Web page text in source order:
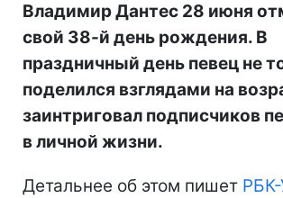
Владимир Дантес 28 июня
свой 38-й день рождения. В
праздничный день певец не
поделился взглядами на
заинтриговал подписчиков
в личной жизни.
Детальнее об этом пишет